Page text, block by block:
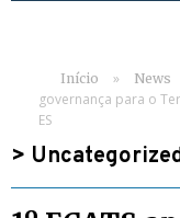
Início » News
governança para o
ES
>